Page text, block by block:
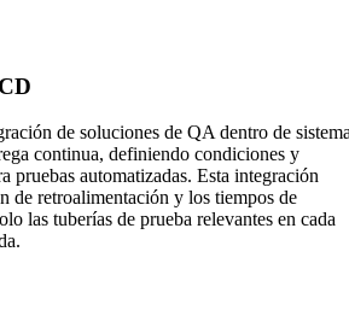
de soluciones de QA dentro de
continua, definiendo condiciones y
pruebas automatizadas. Esta integración
de retroalimentación y los tiempos de
las tuberías de prueba relevantes en cada